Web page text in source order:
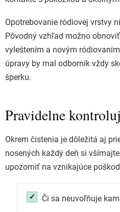
Opotrebovanie ródiovej vrstvy
Pôvodný vzhľad možno
vyleštením a novým
úpravy by mal odborník vždy
šperku.
Pravidelne
Okrem čistenia je dôležitá aj
nosených každý deň si
upozorniť na vznikajúce
Či sa neuvoľňuje